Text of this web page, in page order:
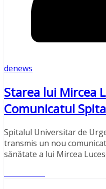
denews
Starea lui Mircea
Comunicatul
Spitalul Universitar de
transmis un nou
sănătate a lui Mircea